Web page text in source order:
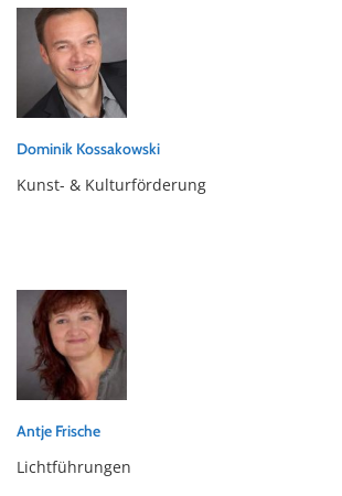
Dominik Kossakowski
Kunst- & Kulturförderung
Antje Frische
Lichtführungen